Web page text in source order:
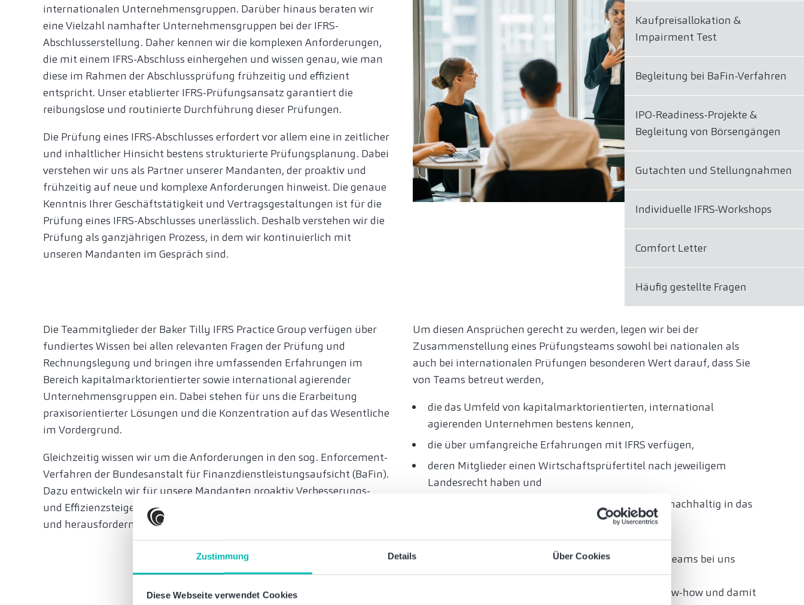
Zustimmung Details Über Cookies
Diese Webseite verwendet Cookies
internationalen Unternehmensgruppen. Darüber hinaus beraten wir
eine Vielzahl namhafter Unternehmensgruppen bei der IFRS-
Abschlusserstellung. Daher kennen wir die komplexen Anforderungen,
die mit einem IFRS-Abschluss einhergehen und wissen genau, wie man
diese im Rahmen der Abschlussprüfung frühzeitig und effizient
entspricht. Unser etablierter IFRS-Prüfungsansatz garantiert die
reibungslose und routinierte Durchführung dieser Prüfungen.
Die Prüfung eines IFRS-Abschlusses erfordert vor allem eine in zeitlicher
und inhaltlicher Hinsicht bestens strukturierte Prüfungsplanung. Dabei
verstehen wir uns als Partner unserer Mandanten, der proaktiv und
frühzeitig auf neue und komplexe Anforderungen hinweist. Die genaue
Kenntnis Ihrer Geschäftstätigkeit und Vertragsgestaltungen ist für die
Prüfung eines IFRS-Abschlusses unerlässlich. Deshalb verstehen wir die
Prüfung als ganzjährigen Prozess, in dem wir kontinuierlich mit
unseren Mandanten im Gespräch sind.
Die Teammitglieder der Baker Tilly IFRS Practice Group verfügen über
fundiertes Wissen bei allen relevanten Fragen der Prüfung und
Rechnungslegung und bringen ihre umfassenden Erfahrungen im
Bereich kapitalmarktorientierter sowie international agierender
Unternehmensgruppen ein. Dabei stehen für uns die Erarbeitung
praxisorientierter Lösungen und die Konzentration auf das Wesentliche
im Vordergrund.
Gleichzeitig wissen wir um die Anforderungen in den sog. Enforcement-
Verfahren der Bundesanstalt für Finanzdienstleistungsaufsicht (BaFin).
Dazu entwickeln wir für unsere Mandanten proaktiv Verbesserungs-
und Effizienzsteigerungspotenziale und stehen jederzeit als objektiver
und herausfordernder Gesprächspartner zur Verfügung.
Um diesen Ansprüchen gerecht zu werden, legen wir bei der
Zusammenstellung eines Prüfungsteams sowohl bei nationalen als
auch bei internationalen Prüfungen besonderen Wert darauf, dass Sie
von Teams betreut werden,
die das Umfeld von kapitalmarktorientierten, international
agierenden Unternehmen bestens kennen,
die über umfangreiche Erfahrungen mit IFRS verfügen,
deren Mitglieder einen Wirtschaftsprüfertitel nach jeweiligem
Landesrecht haben und
die sich mit großem Engagement zuverlässig und nachhaltig in das
Dabei hat Kontinuität in der Besetzung des Prüfungsteams bei uns
höchste Priorität. Denn wir wissen: Eine nachhaltige
Teamzusammensetzung bedeutet Sicherung des Know-how und damit
Kaufpreisallokation &
Impairment Test
Begleitung bei BaFin-Verfahren
IPO-Readiness-Projekte &
Begleitung von Börsengängen
Gutachten und Stellungnahmen
Individuelle IFRS-Workshops
Comfort Letter
Häufig gestellte Fragen